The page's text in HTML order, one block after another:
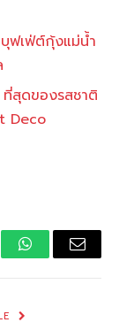
ฟเฟ่ต์กุ้งแม่น้ำ
สุดของรสชาติ
Deco
WhatsAppEmail